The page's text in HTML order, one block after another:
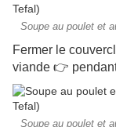
Soupe au poulet et
Fermer le
viande 👉
Soupe au poulet et